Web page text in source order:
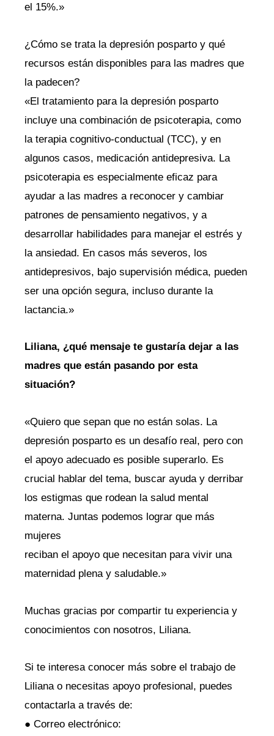
el 15%.»
¿Cómo se trata la depresión posparto y qué
recursos están disponibles para las madres que
la padecen?
«El tratamiento para la depresión posparto
incluye una combinación de psicoterapia, como
la terapia cognitivo-conductual (TCC), y en
algunos casos, medicación antidepresiva. La
psicoterapia es especialmente eficaz para
ayudar a las madres a reconocer y cambiar
patrones de pensamiento negativos, y a
desarrollar habilidades para manejar el estrés y
la ansiedad. En casos más severos, los
antidepresivos, bajo supervisión médica, pueden
ser una opción segura, incluso durante la
lactancia.»
Liliana, ¿qué mensaje te gustaría dejar a las
madres que están pasando por esta
situación?
«Quiero que sepan que no están solas. La
depresión posparto es un desafío real, pero con
el apoyo adecuado es posible superarlo. Es
crucial hablar del tema, buscar ayuda y derribar
los estigmas que rodean la salud mental
materna. Juntas podemos lograr que más
mujeres
reciban el apoyo que necesitan para vivir una
maternidad plena y saludable.»
Muchas gracias por compartir tu experiencia y
conocimientos con nosotros, Liliana.
Si te interesa conocer más sobre el trabajo de
Liliana o necesitas apoyo profesional, puedes
contactarla a través de:
● Correo electrónico: